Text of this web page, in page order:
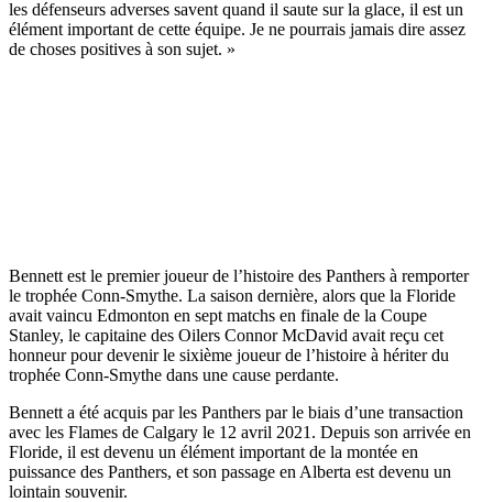
les défenseurs adverses savent quand il saute sur la glace, il est un
élément important de cette équipe. Je ne pourrais jamais dire assez
de choses positives à son sujet. »
Bennett est le premier joueur de l’histoire des Panthers à remporter
le trophée Conn-Smythe. La saison dernière, alors que la Floride
avait vaincu Edmonton en sept matchs en finale de la Coupe
Stanley, le capitaine des Oilers Connor McDavid avait reçu cet
honneur pour devenir le sixième joueur de l’histoire à hériter du
trophée Conn-Smythe dans une cause perdante.
Bennett a été acquis par les Panthers par le biais d’une transaction
avec les Flames de Calgary le 12 avril 2021. Depuis son arrivée en
Floride, il est devenu un élément important de la montée en
puissance des Panthers, et son passage en Alberta est devenu un
lointain souvenir.